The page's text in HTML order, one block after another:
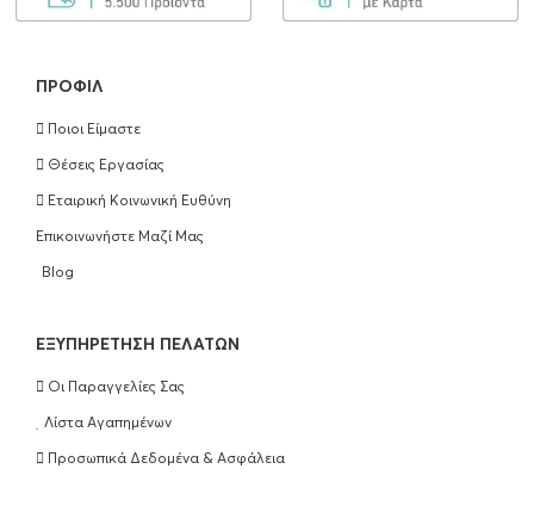
ΠΡΟΦΊΛ
Ποιοι Είμαστε
Θέσεις Εργασίας
Εταιρική Κοινωνική Ευθύνη
Επικοινωνήστε Μαζί Μας
Blog
EΞΥΠΗΡΈΤΗΣΗ ΠΕΛΑΤΏΝ
Οι Παραγγελίες Σας
Λίστα Αγαπημένων
Προσωπικά Δεδομένα & Ασφάλεια